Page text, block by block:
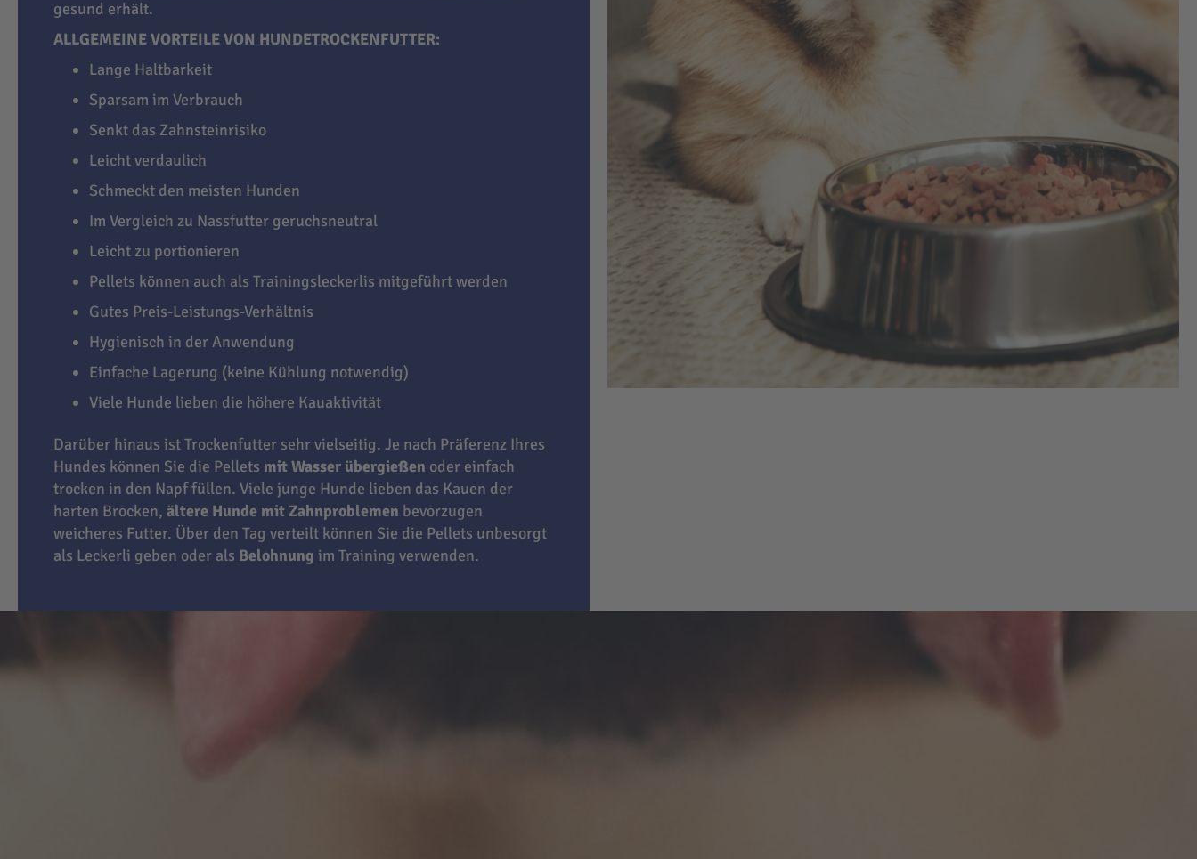
gesund erhält.
ALLGEMEINE VORTEILE VON HUNDETROCKENFUTTER:
Lange Haltbarkeit
Sparsam im Verbrauch
Senkt das Zahnsteinrisiko
Leicht verdaulich
Schmeckt den meisten Hunden
Im Vergleich zu Nassfutter geruchsneutral
Leicht zu portionieren
Pellets können auch als Trainingsleckerlis mitgeführt werden
Gutes Preis-Leistungs-Verhältnis
Hygienisch in der Anwendung
Einfache Lagerung (keine Kühlung notwendig)
Viele Hunde lieben die höhere Kauaktivität
Darüber hinaus ist Trockenfutter sehr vielseitig. Je nach Präferenz Ihres
Hundes können Sie die Pellets mit Wasser übergießen oder einfach
trocken in den Napf füllen. Viele junge Hunde lieben das Kauen der
harten Brocken, ältere Hunde mit Zahnproblemen bevorzugen
weicheres Futter. Über den Tag verteilt können Sie die Pellets unbesorgt
als Leckerli geben oder als Belohnung im Training verwenden.